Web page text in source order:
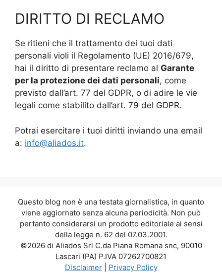
DIRITTO DI RECLAMO
Se ritieni che il trattamento dei tuoi dati
personali violi il Regolamento (UE) 2016/679,
hai il diritto di presentare reclamo al Garante
per la protezione dei dati personali, come
previsto dall’art. 77 del GDPR, o di adire le vie
legali come stabilito dall’art. 79 del GDPR.
Potrai esercitare i tuoi diritti inviando una email
a: info@aliados.it.
Questo blog non è una testata giornalistica, in quanto
viene aggiornato senza alcuna periodicità. Non può
pertanto considerarsi un prodotto editoriale ai sensi
della legge n. 62 del 07.03.2001.
©2026 di Aliados Srl C.da Piana Romana snc, 90010
Lascari (PA) P.IVA 07262700821
Disclaimer| Privacy Policy